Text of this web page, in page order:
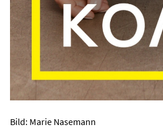
Bild: Marie Nasemann